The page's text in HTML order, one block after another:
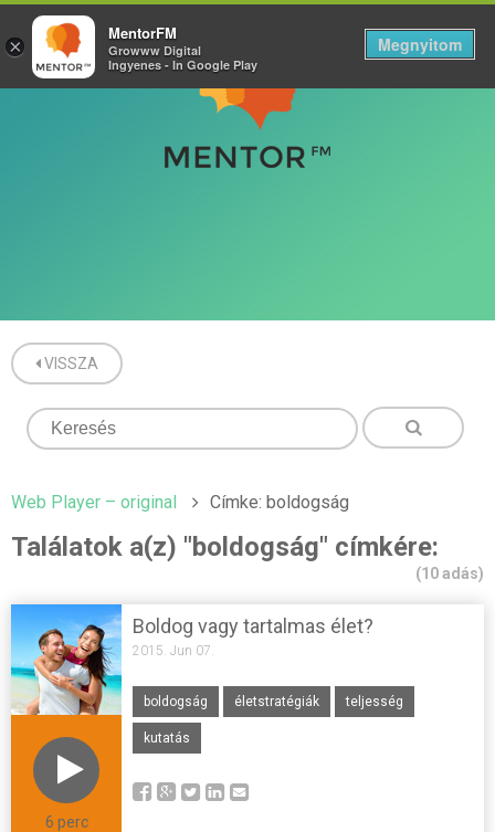
VISSZA
Web Player – original Címke: boldogság
Találatok a(z) "boldogság" címkére:
(10 adás)
6 perc
Boldog vagy tartalmas élet?
2015. Jun 07.
boldogság életstratégiák teljesség
kutatás
×
MentorFM
Growww Digital
Ingyenes - In Google Play
Megnyitom